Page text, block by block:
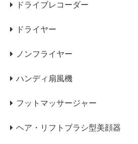
ドライブレコーダー
ドライヤー
ノンフライヤー
ハンディ扇風機
フットマッサージャー
ヘア・リフトブラシ型美顔器